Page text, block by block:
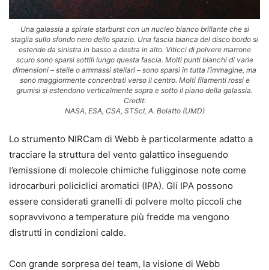
Una galassia a spirale starburst con un nucleo bianco brillante che si
staglia sullo sfondo nero dello spazio. Una fascia bianca del disco bordo si
estende da sinistra in basso a destra in alto. Viticci di polvere marrone
scuro sono sparsi sottili lungo questa fascia. Molti punti bianchi di varie
dimensioni – stelle o ammassi stellari – sono sparsi in tutta l’immagine, ma
sono maggiormente concentrati verso il centro. Molti filamenti rossi e
grumisi si estendono verticalmente sopra e sotto il piano della galassia.
Credit:
NASA, ESA, CSA, STScI, A. Bolatto (UMD)
Lo strumento NIRCam di Webb è particolarmente adatto a
tracciare la struttura del vento galattico inseguendo
l’emissione di molecole chimiche fuligginose note come
idrocarburi policiclici aromatici (IPA). Gli IPA possono
essere considerati granelli di polvere molto piccoli che
sopravvivono a temperature più fredde ma vengono
distrutti in condizioni calde.
Con grande sorpresa del team, la visione di Webb